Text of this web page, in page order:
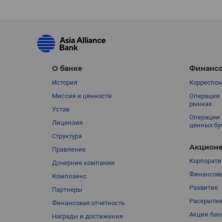
О банке
История
Миссия и ценности
Устав
Лицензия
Структура
Правление
Дочерние компании
Комплаенс
Партнеры
Финансовая отчетность
Награды и достижения
Операции
рынках
Операции
ценных
Развитие
Акции